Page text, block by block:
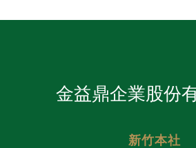
金益鼎企業股份
新竹本社